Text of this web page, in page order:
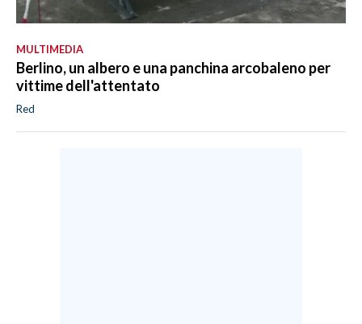
MULTIMEDIA
Berlino, un albero e una panchina arcobaleno per
vittime dell'attentato
Red